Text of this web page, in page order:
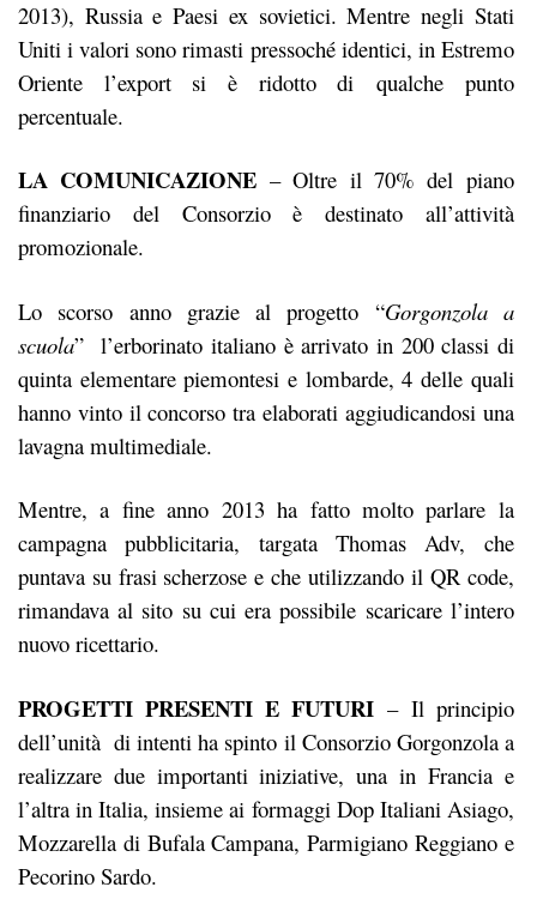
2013), Russia e Paesi ex sovietici. Mentre negli Stati
Uniti i valori sono rimasti pressoché identici, in Estremo
Oriente l’export si è ridotto di qualche punto
percentuale.
LA COMUNICAZIONE – Oltre il 70% del piano
finanziario del Consorzio è destinato all’attività
promozionale.
Lo scorso anno grazie al progetto “Gorgonzola a
scuola” l’erborinato italiano è arrivato in 200 classi di
quinta elementare piemontesi e lombarde, 4 delle quali
hanno vinto il concorso tra elaborati aggiudicandosi una
lavagna multimediale.
Mentre, a fine anno 2013 ha fatto molto parlare la
campagna pubblicitaria, targata Thomas Adv, che
puntava su frasi scherzose e che utilizzando il QR code,
rimandava al sito su cui era possibile scaricare l’intero
nuovo ricettario.
PROGETTI PRESENTI E FUTURI – Il principio
dell’unità di intenti ha spinto il Consorzio Gorgonzola a
realizzare due importanti iniziative, una in Francia e
l’altra in Italia, insieme ai formaggi Dop Italiani Asiago,
Mozzarella di Bufala Campana, Parmigiano Reggiano e
Pecorino Sardo.